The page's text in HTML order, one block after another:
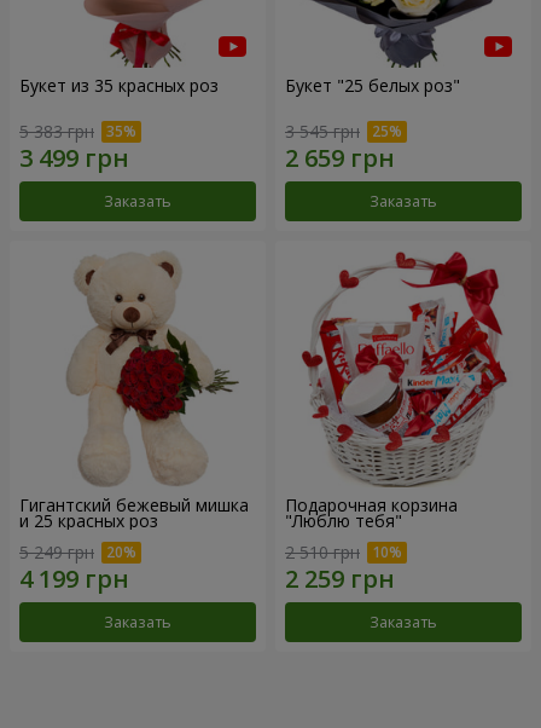
Букет из 35 красных роз
5 383 грн
Заказать
Букет "25 белых роз"
3 545 грн
Заказать
Гигантский бежевый мишка
и 25 красных роз
5 249 грн
Заказать
Подарочная корзина
"Люблю тебя"
2 510 грн
Заказать